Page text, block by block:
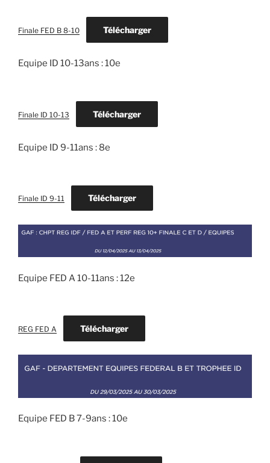
Finale FED B 8-10 Télécharger
Equipe ID 10-13ans : 10e
Finale ID 10-13 Télécharger
Equipe ID 9-11ans : 8e
Finale ID 9-11 Télécharger
Equipe FED A 10-11ans : 12e
REG FED A Télécharger
Equipe FED B 7-9ans : 10e